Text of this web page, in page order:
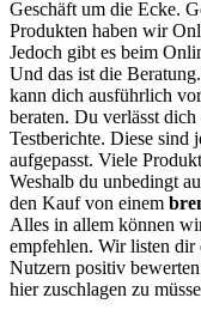
Geschäft um die Ecke.
Produkten haben wir
Jedoch gibt es beim
Und das ist die
kann dich ausführlich
beraten. Du verlässt
Testberichte. Diese sind
aufgepasst. Viele
Weshalb du unbedingt
den Kauf von einem
Alles in allem können
empfehlen. Wir listen
Nutzern positiv
hier zuschlagen zu